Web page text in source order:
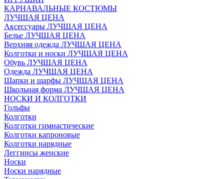
КАРНАВАЛЬНЫЕ КОСТЮМЫ
ЛУЧШАЯ ЦЕНА
Аксессуары ЛУЧШАЯ ЦЕНА
Белье ЛУЧШАЯ ЦЕНА
Верхняя одежда ЛУЧШАЯ ЦЕНА
Колготки и носки ЛУЧШАЯ ЦЕНА
Обувь ЛУЧШАЯ ЦЕНА
Одежда ЛУЧШАЯ ЦЕНА
Шапки и шарфы ЛУЧШАЯ ЦЕНА
Школьная форма ЛУЧШАЯ ЦЕНА
НОСКИ И КОЛГОТКИ
Гольфы
Колготки
Колготки гимнастические
Колготки капроновые
Колготки нарядные
Леггинсы женские
Носки
Носки нарядные